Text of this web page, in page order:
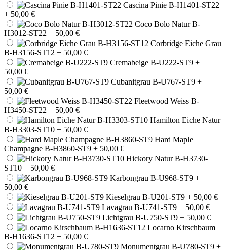
Cascina Pinie B-H1401-ST22
+ 50,00 €
Coco Bolo Natur B-
H3012-ST22 + 50,00 €
Corbridge Eiche Grau
B-H3156-ST12 + 50,00 €
Cremabeige B-U222-ST9 +
50,00 €
Cubanitgrau B-U767-ST9 +
50,00 €
Fleetwood Weiss B-
H3450-ST22 + 50,00 €
Hamilton Eiche Natur
B-H3303-ST10 + 50,00 €
Hard Maple
Champagne B-H3860-ST9 + 50,00 €
Hickory Natur B-H3730-
ST10 + 50,00 €
Karbongrau B-U968-ST9 +
50,00 €
Kieselgrau B-U201-ST9 + 50,00 €
Lavagrau B-U741-ST9 + 50,00 €
Lichtgrau B-U750-ST9 + 50,00 €
Locarno Kirschbaum
B-H1636-ST12 + 50,00 €
Monumentgrau B-U780-ST9 +